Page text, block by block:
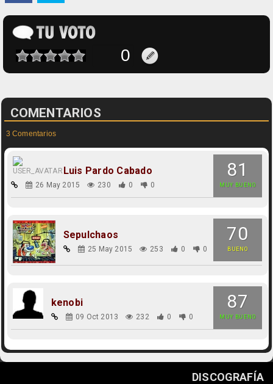
COMENTARIOS
3 Comentarios
81
MUY BUENO
Luis Pardo Cabado
26 May 2015 230 0 0
70
BUENO
Sepulchaos
25 May 2015 253 0 0
87
MUY BUENO
kenobi
09 Oct 2013 232 0 0
DISCOGRAFÍA